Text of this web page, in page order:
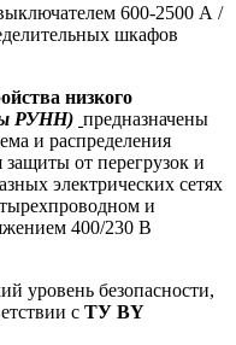
600-2500 А /
шкафов
низкого
РУНН) предназначены
и распределения
защиты от перегрузок и
электрических сетях
и
400/230 В
уровень безопасности,
с ТУ BY